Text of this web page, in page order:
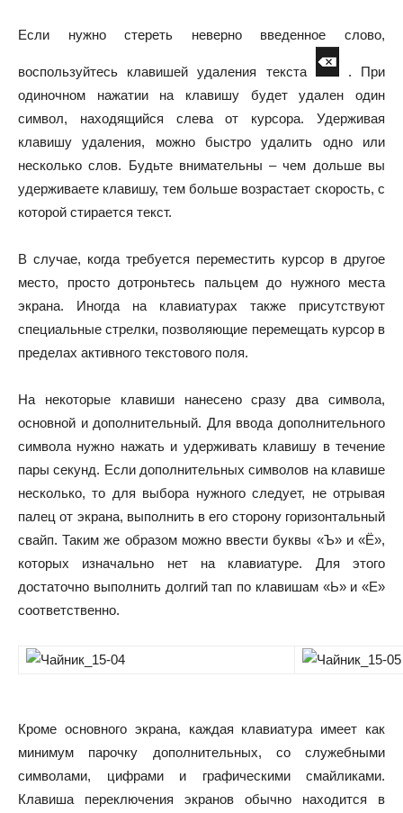
Если нужно стереть неверно введенное слово,
воспользуйтесь клавишей удаления текста
. При
одиночном нажатии на клавишу будет удален один
символ, находящийся слева от курсора. Удерживая
клавишу удаления, можно быстро удалить одно или
несколько слов. Будьте внимательны – чем дольше вы
удерживаете клавишу, тем больше возрастает скорость, с
которой стирается текст.
В случае, когда требуется переместить курсор в другое
место, просто дотроньтесь пальцем до нужного места
экрана. Иногда на клавиатурах также присутствуют
специальные стрелки, позволяющие перемещать курсор в
пределах активного текстового поля.
На некоторые клавиши нанесено сразу два символа,
основной и дополнительный. Для ввода дополнительного
символа нужно нажать и удерживать клавишу в течение
пары секунд. Если дополнительных символов на клавише
несколько, то для выбора нужного следует, не отрывая
палец от экрана, выполнить в его сторону горизонтальный
свайп. Таким же образом можно ввести буквы «Ъ» и «Ё»,
которых изначально нет на клавиатуре. Для этого
достаточно выполнить долгий тап по клавишам «Ь» и «Е»
соответственно.
Кроме основного экрана, каждая клавиатура имеет как
минимум парочку дополнительных, со служебными
символами, цифрами и графическими смайликами.
Клавиша переключения экранов обычно находится в